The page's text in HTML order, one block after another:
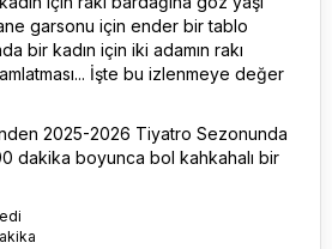
garsonu için ender bir tablo
bir kadın için iki adamın rakı
İşte bu izlenmeye değer
2025-2026 Tiyatro Sezonunda
dakika boyunca bol kahkahalı bir